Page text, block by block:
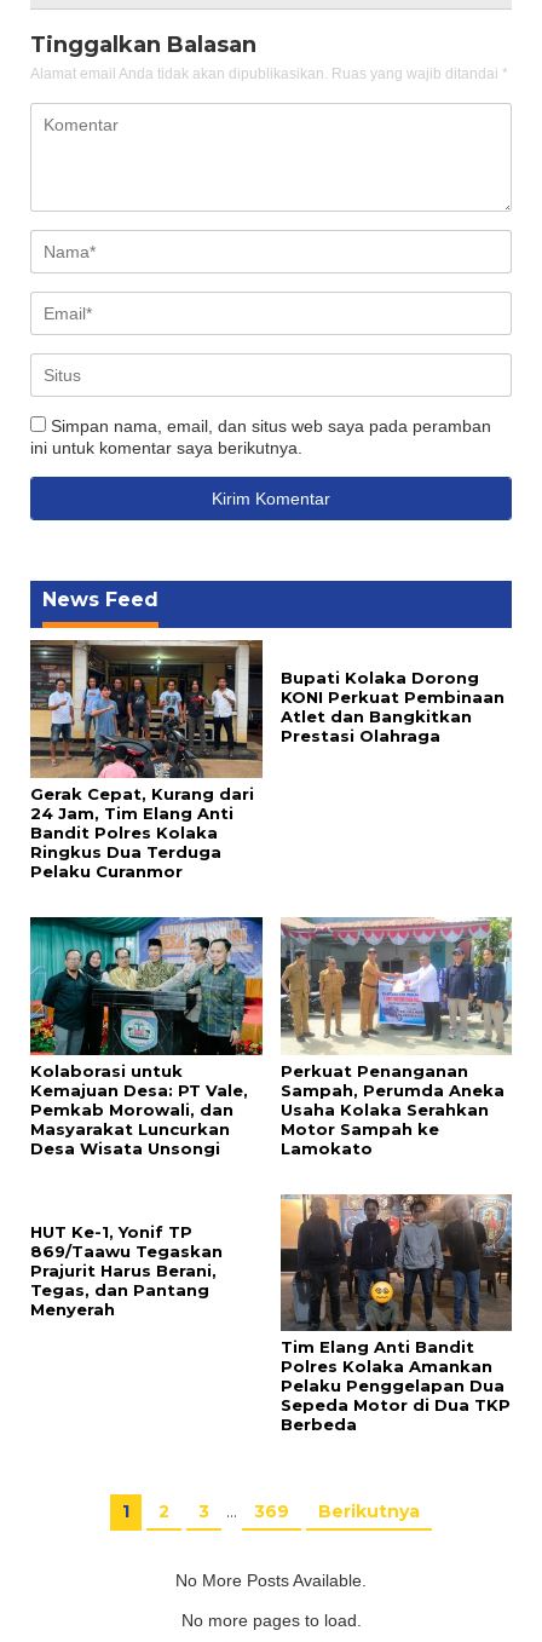
Tinggalkan Balasan
Alamat email Anda tidak akan dipublikasikan. Ruas yang wajib ditandai *
Simpan nama, email, dan situs web saya pada peramban
ini untuk komentar saya berikutnya.
News Feed
Gerak Cepat, Kurang dari
24 Jam, Tim Elang Anti
Bandit Polres Kolaka
Ringkus Dua Terduga
Pelaku Curanmor
Bupati Kolaka Dorong
KONI Perkuat Pembinaan
Atlet dan Bangkitkan
Prestasi Olahraga
Kolaborasi untuk
Kemajuan Desa: PT Vale,
Pemkab Morowali, dan
Masyarakat Luncurkan
Desa Wisata Unsongi
Perkuat Penanganan
Sampah, Perumda Aneka
Usaha Kolaka Serahkan
Motor Sampah ke
Lamokato
HUT Ke-1, Yonif TP
869/Taawu Tegaskan
Prajurit Harus Berani,
Tegas, dan Pantang
Menyerah
Tim Elang Anti Bandit
Polres Kolaka Amankan
Pelaku Penggelapan Dua
Sepeda Motor di Dua TKP
Berbeda
1 2 3 … 369 Berikutnya
No More Posts Available.
No more pages to load.